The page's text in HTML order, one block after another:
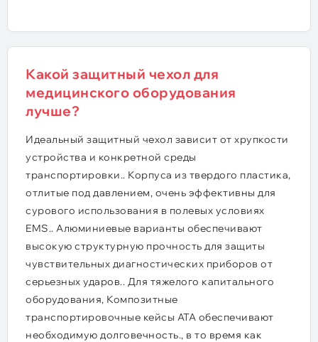
Какой защитный чехол для
медицинского оборудования
лучше?
Идеальный защитный чехол зависит от хрупкости
устройства и конкретной среды
транспортировки.. Корпуса из твердого пластика,
отлитые под давлением, очень эффективны для
сурового использования в полевых условиях
EMS.. Алюминиевые варианты обеспечивают
высокую структурную прочность для защиты
чувствительных диагностических приборов от
серьезных ударов.. Для тяжелого капитального
оборудования, Композитные
транспортировочные кейсы ATA обеспечивают
необходимую долговечность., в то время как